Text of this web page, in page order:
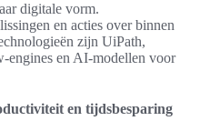
digitale vorm.
en acties over binnen
zijn UiPath,
en AI-modellen voor
en tijdsbesparing